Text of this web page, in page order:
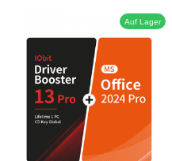
Auf Lager